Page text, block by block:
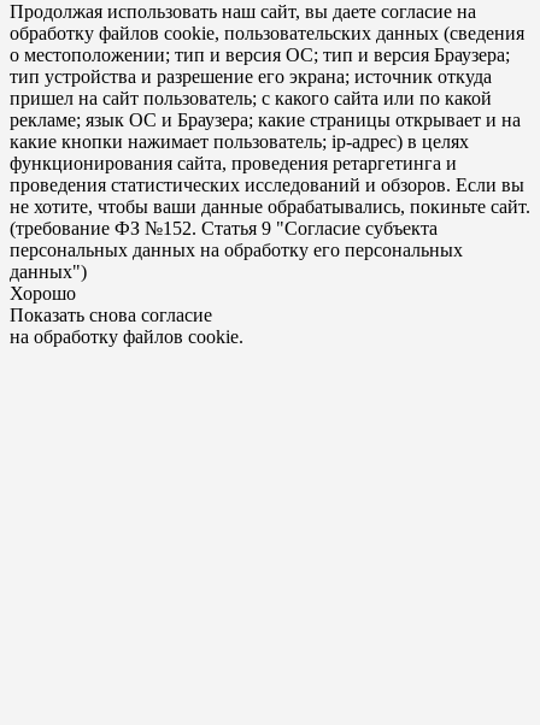
Продолжая использовать наш сайт, вы даете согласие на
обработку файлов cookie, пользовательских данных (сведения
о местоположении; тип и версия ОС; тип и версия Браузера;
тип устройства и разрешение его экрана; источник откуда
пришел на сайт пользователь; с какого сайта или по какой
рекламе; язык ОС и Браузера; какие страницы открывает и на
какие кнопки нажимает пользователь; ip-адрес) в целях
функционирования сайта, проведения ретаргетинга и
проведения статистических исследований и обзоров. Если вы
не хотите, чтобы ваши данные обрабатывались, покиньте сайт.
(требование ФЗ №152. Статья 9 "Согласие субъекта
персональных данных на обработку его персональных
данных")
Хорошо
Показать снова согласие
на обработку файлов cookie.